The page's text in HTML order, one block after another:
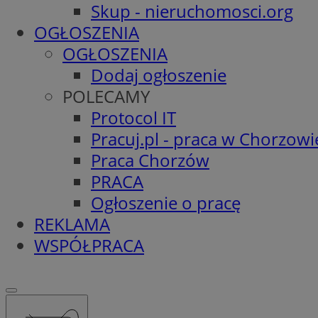
Skup - nieruchomosci.org
OGŁOSZENIA
OGŁOSZENIA
Dodaj ogłoszenie
POLECAMY
Protocol IT
Pracuj.pl - praca w
Praca Chorzów
PRACA
Ogłoszenie o pracę
REKLAMA
WSPÓŁPRACA